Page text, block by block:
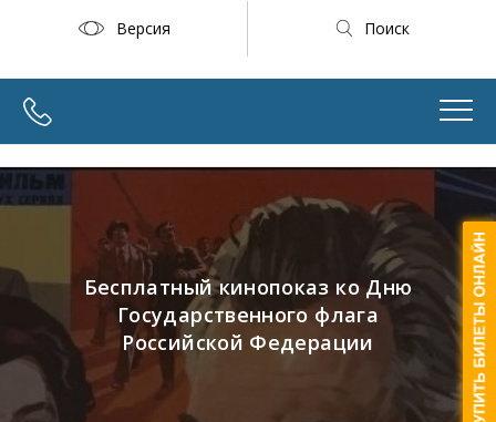
Версия Поиск
Бесплатный кинопоказ ко Дню
Государственного флага
Российской Федерации